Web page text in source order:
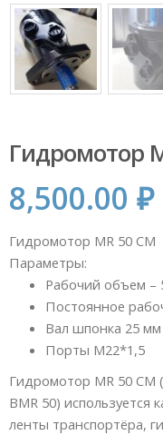
Гидромотор
8,500.00 ₽
Гидромотор MR 50 CM
Параметры:
Рабочий объем –
Постоянное
Вал шпонка 25 мм
Порты М22*1,5
Гидромотор MR 50 CM
BMR 50) используется
ленты транспортёра,